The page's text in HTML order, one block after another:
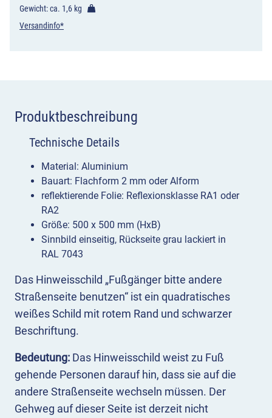
Gewicht: ca. 1,6 kg
Versandinfo*
Produktbeschreibung
Das Hinweisschild „Fußgänger bitte andere
Straßenseite benutzen“ ist ein quadratisches
weißes Schild mit rotem Rand und schwarzer
Beschriftung.
Bedeutung: Das Hinweisschild weist zu Fuß
gehende Personen darauf hin, dass sie auf die
andere Straßenseite wechseln müssen. Der
Gehweg auf dieser Seite ist derzeit nicht
Technische Details
Material: Aluminium
Bauart: Flachform 2 mm oder Alform
reflektierende Folie: Reflexionsklasse RA1 oder
RA2
Größe: 500 x 500 mm (HxB)
Sinnbild einseitig, Rückseite grau lackiert in
RAL 7043